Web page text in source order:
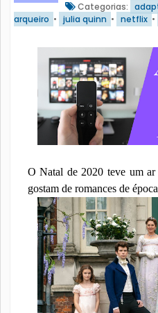
Categorias:
arqueiro • julia quinn • netflix •
O Natal de 2020 teve um ar
gostam de romances de